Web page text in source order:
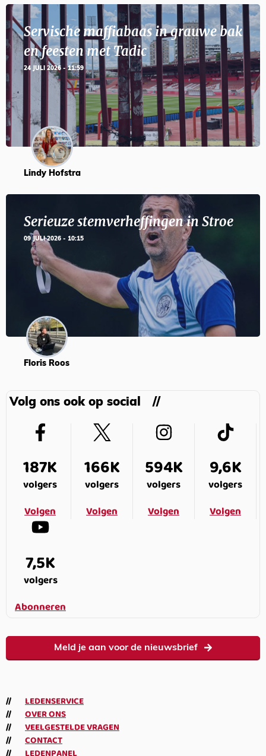
Servische maffiabaas in grauwe bak
en feesten met Tadic
24 JULI 2026 - 11:59
Lindy Hofstra
Serieuze stemverheffingen in Stroe
09 JULI 2026 - 10:15
Floris Roos
Volg ons ook op social
187K
volgers
Volgen
166K
volgers
Volgen
594K
volgers
Volgen
9,6K
volgers
Volgen
7,5K
volgers
Abonneren
Meld je aan voor de nieuwsbrief
LEDENSERVICE
OVER ONS
VEELGESTELDE VRAGEN
CONTACT